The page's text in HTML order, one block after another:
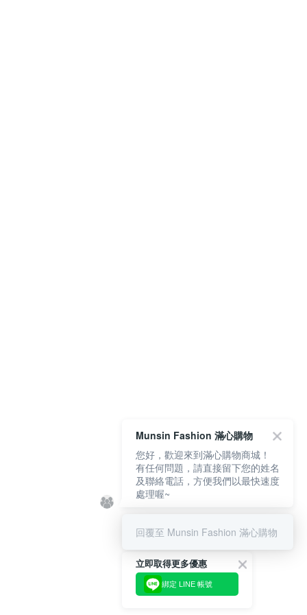
立即取得更多優惠
綁定 LINE 帳號
Munsin Fashion 滿心購物
您好，歡迎來到滿心購物商城！
有任何問題，請直接留下您的姓名
及聯絡電話，方便我們以最快速度
處理喔~
回覆至 Munsin Fashion 滿心購物